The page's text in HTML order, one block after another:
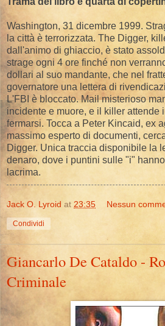
Washington, 31 dicembre 1999.
la città è terrorizzata. The Digger,
dall'animo di ghiaccio, è stato
strage ogni 4 ore finché non
dollari al suo mandante, che nel
governatore una lettera di
L'FBI è bloccato. Mail misterioso
incidente e muore, e il killer attende
fermarsi. Tocca a Peter Kincaid, ex
massimo esperto di documenti,
Digger. Unica traccia disponibile la
denaro, dove i puntini sulle "i"
lacrima.
Jack O. Lyroid at 23:35 Nessun
Condividi
Giancarlo De Cataldo -
Criminale